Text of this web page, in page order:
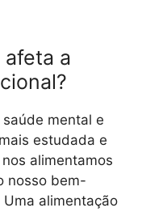
a
mental e
estudada e
alimentamos
nosso bem-
alimentação